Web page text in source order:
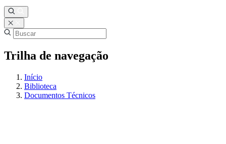
Trilha de navegação
Início
Biblioteca
Documentos Técnicos